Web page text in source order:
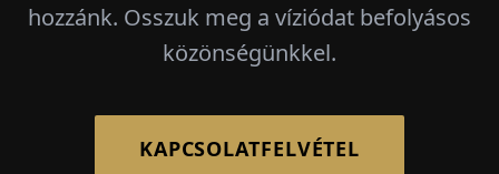
hozzánk. Osszuk meg a víziódat befolyásos
közönségünkkel.
KAPCSOLATFELVÉTEL